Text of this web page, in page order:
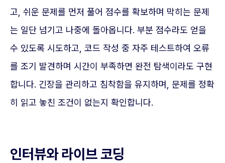
고, 쉬운 문제를 먼저 풀어 점수를 확보하며 막히는 문제
는 일단 넘기고 나중에 돌아옵니다. 부분 점수라도 얻을
수 있도록 시도하고, 코드 작성 중 자주 테스트하여 오류
를 조기 발견하며 시간이 부족하면 완전 탐색이라도 구현
합니다. 긴장을 관리하고 침착함을 유지하며, 문제를 정확
히 읽고 놓친 조건이 없는지 확인합니다.
인터뷰와 라이브 코딩